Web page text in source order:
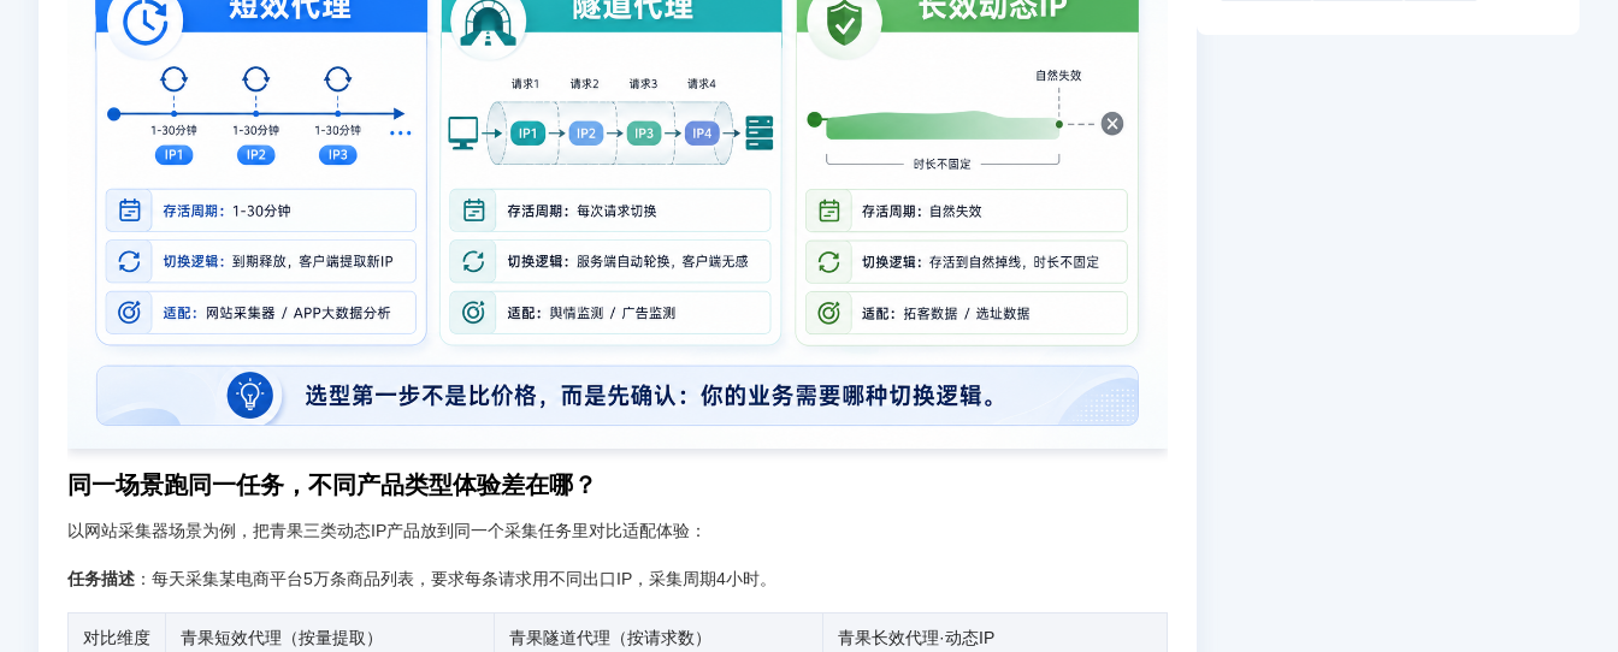
同一场景跑同一任务，不同产品类型体验差在哪？
以网站采集器场景为例，把青果三类动态IP产品放到同一个采集任务里对比适配体验：
任务描述 ：每天采集某电商平台5万条商品列表，要求每条请求用不同出口IP，采集周期4小时。
对比维度 青果短效代理（按量提取） 青果隧道代理（按请求数） 青果长效代理·动态IP